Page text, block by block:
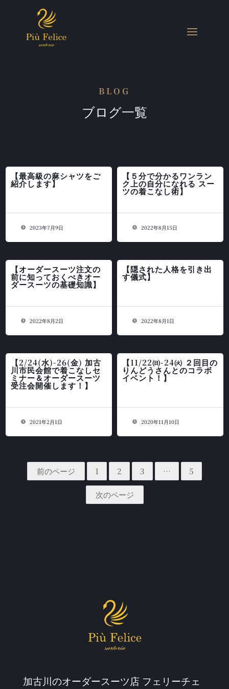
BLOG
ブログ一覧
【最高級の麻シャツをご
紹介します】
2023年7月9日
【５分で分かるワンラン
ク上の自分になれる スー
ツの着こなし術】
2022年8月15日
【オーダースーツ注文の
前に知っておくべきオー
ダースーツの基礎知識】
2022年8月2日
【隠された人格を引き出
す儀式】
2022年8月1日
【2/24(水)-26(金) 加古
川市民会館で着こなしセ
ミナー＆オーダースーツ
受注会開催します！】
2021年2月1日
【11/22㈰-24㈫ ２回目の
りんどうさんとのコラボ
イベント！】
2020年11月10日
前のページ 1 2 3 … 5
次のページ
加古川のオーダースーツ店 フェリーチェ